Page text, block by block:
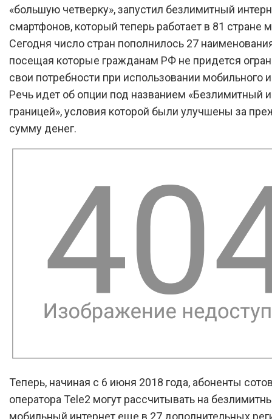
«большую четверку», запустил безлимитный
смартфонов, который теперь работает в 81 стране
Сегодня число стран пополнилось 27
посещая которые гражданам РФ не придется
свои потребности при использовании мобильного
Речь идет об опции под названием «Безлимитный
границей», условия которой были улучшены за
сумму денег.
Теперь, начиная с 6 июня 2018 года, абоненты
оператора Tele2 могут рассчитывать на